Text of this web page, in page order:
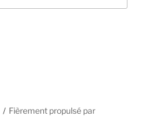
Fièrement propulsé par